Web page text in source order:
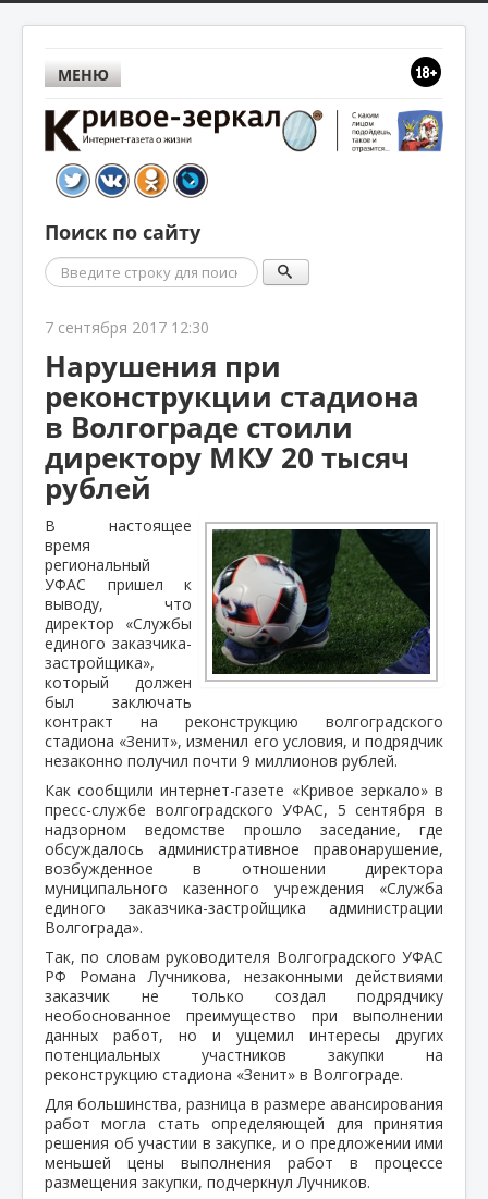
МЕНЮ
Поиск по сайту
Поиск
7 сентября 2017 12:30
Нарушения при
реконструкции стадиона
в Волгограде стоили
директору МКУ 20 тысяч
рублей
В настоящее
время
региональный
УФАС пришел к
выводу, что
директор «Службы
единого заказчика-
застройщика»,
который должен
был заключать
контракт на реконструкцию волгоградского
стадиона «Зенит», изменил его условия, и подрядчик
незаконно получил почти 9 миллионов рублей.
Как сообщили интернет-газете «Кривое зеркало» в
пресс-службе волгоградского УФАС, 5 сентября в
надзорном ведомстве прошло заседание, где
обсуждалось административное правонарушение,
возбужденное в отношении директора
муниципального казенного учреждения «Служба
единого заказчика-застройщика администрации
Волгограда».
Так, по словам руководителя Волгоградского УФАС
РФ Романа Лучникова, незаконными действиями
заказчик не только создал подрядчику
необоснованное преимущество при выполнении
данных работ, но и ущемил интересы других
потенциальных участников закупки на
реконструкцию стадиона «Зенит» в Волгограде.
Для большинства, разница в размере авансирования
работ могла стать определяющей для принятия
решения об участии в закупке, и о предложении ими
меньшей цены выполнения работ в процессе
размещения закупки, подчеркнул Лучников.